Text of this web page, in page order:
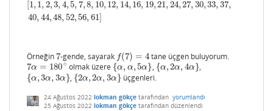
[1, 1, 2, 3, 4, 5, 7,8, 10, 12, 14, 16, 19,21, 24,27, 30,33, 37,
40, 44, 48, 52, 56, 61]
1, 1,2 ,34, 5,7,8 10,12,14 ,16 19,21,24,27,30 ,33,37,40,44,48,52
Örneğin 7
7-gende, sayarak f(7) = 4
f(7)= 4
tane üçgen buluyorum.
7α = 180∘
7α= 180∘ olmak üzere {α, α,5α}
{α,α ,5α} , {α,2α, 4α}
{α,2α,4α }
,
{α, 3α, 3α}
{α,3α,3α } , {2α, 2α, 3α}
{2α,2α,3α } üçgenleri.
24 Ağustos 2022 lokman gökçe tarafından yorumlandı
25 Ağustos 2022 lokman gökçe tarafından düzenlendi